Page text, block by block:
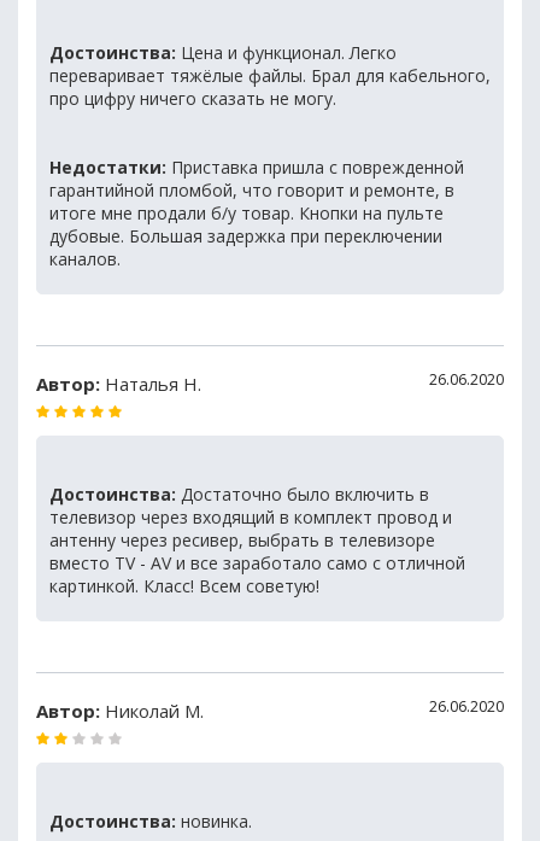
Достоинства: Цена и функционал. Легко
переваривает тяжёлые файлы. Брал для кабельного,
про цифру ничего сказать не могу.
Недостатки: Приставка пришла с поврежденной
гарантийной пломбой, что говорит и ремонте, в
итоге мне продали б/у товар. Кнопки на пульте
дубовые. Большая задержка при переключении
каналов.
Автор: Наталья Н. 26.06.2020
Достоинства: Достаточно было включить в
телевизор через входящий в комплект провод и
антенну через ресивер, выбрать в телевизоре
вместо TV - AV и все заработало само с отличной
картинкой. Класс! Всем советую!
Автор: Николай М. 26.06.2020
Достоинства: новинка.